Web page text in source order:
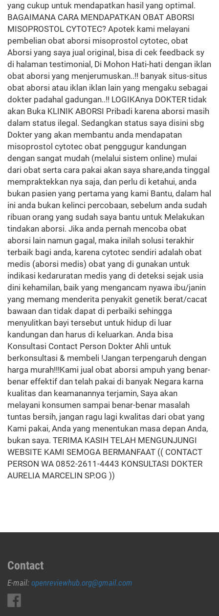
yang cukup untuk mendapatkan hasil yang optimal.
BAGAIMANA CARA MENDAPATKAN OBAT ABORSI
MISOPROSTOL CYTOTEC? Apotek kami melayani
pembelian obat aborsi misoprostol cytotec, obat
Aborsi yang saya jual original, bisa di cek feedback sy
di halaman testimonial, Di Mohon Hati-hati dengan iklan
obat aborsi yang menjerumuskan..!! banyak situs-situs
obat aborsi atau iklan iklan lain yang mengaku sebagai
dokter padahal gadungan..!! LOGIKAnya DOKTER tidak
akan Buka KLINIK ABORSI Pribadi karena aborsi masih
dalam status ilegal. Sedangkan status saya disini sbg
Dokter yang akan membantu anda mendapatan
misoprostol cytotec obat penggugur kandungan
dengan sangat mudah (melalui sistem online) mulai
dari obat serta cara pakai akan saya share,anda tinggal
mempraktekkan nya saja, dan perlu di ketahui, anda
bukan pasien yang pertama yang kami Bantu, dalam hal
ini anda bukan kelinci percobaan, sebelum anda sudah
ribuan orang yang sudah saya bantu untuk Melakukan
tindakan aborsi. Jika anda pernah mencoba obat
aborsi lain namun gagal, maka inilah solusi terakhir
terbaik bagi anda, karena cytotec sendiri adalah obat
medis (aborsi medis) obat yang di gunakan untuk
indikasi kedaruratan medis yang di deteksi sejak usia
dini kehamilan, baik yang mengancam nyawa ibu/janin
yang memang menderita penyakit genetik berat/cacat
bawaan dan tidak dapat di perbaiki sehingga
menyulitkan bayi tersebut untuk hidup di luar
kandungan dan harus di keluarkan. Anda bisa
Konsultasi Contact Person Dokter Ahli untuk
berkonsultasi & membeli !Jangan terpengaruh dengan
harga murah!!!Kami jual obat aborsi ampuh yang benar-
benar effektif dan telah pakai di banyak Negara karna
kualitas dan keamanannya terjamin, Saya akan
melayani konsumen sampai benar-benar masalah
tuntas bersih, jangan ragu lagi kwalitas dari obat yang
Kami pakai, Anda yang menentukan masa depan Anda,
bukan saya. TERIMA KASIH TELAH MENGUNJUNGI
WEBSITE KAMI SEMOGA BERMANFAAT (( CONTACT
PERSON WA 0852-2611-4443 KONSULTASI DOKTER
AURELIA MARCELIN SP.OG ))
Contact
E-mail: openreviewhub.org@gmail.com